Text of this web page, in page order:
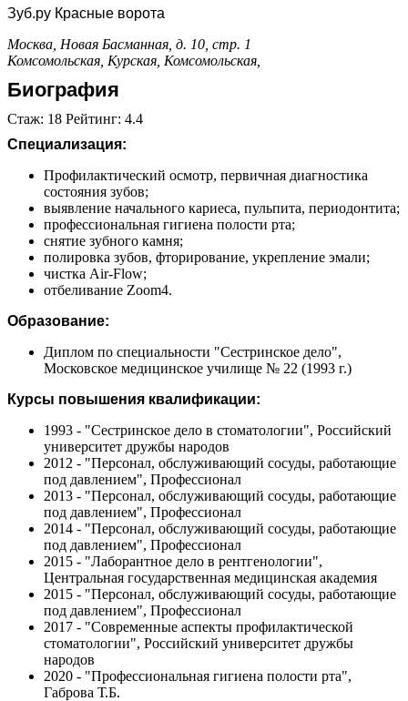
Зуб.ру Красные ворота
Москва, Новая Басманная, д. 10, стр. 1
Комсомольская, Курская, Комсомольская,
Биография
Стаж: 18 Рейтинг: 4.4
Специализация:
Профилактический осмотр, первичная диагностика
состояния зубов;
выявление начального кариеса, пульпита, периодонтита;
профессиональная гигиена полости рта;
снятие зубного камня;
полировка зубов, фторирование, укрепление эмали;
чистка Air-Flow;
отбеливание Zoom4.
Образование:
Диплом по специальности "Сестринское дело",
Московское медицинское училище № 22 (1993 г.)
Курсы повышения квалификации:
1993 - "Сестринское дело в стоматологии", Российский
университет дружбы народов
2012 - "Персонал, обслуживающий сосуды, работающие
под давлением", Профессионал
2013 - "Персонал, обслуживающий сосуды, работающие
под давлением", Профессионал
2014 - "Персонал, обслуживающий сосуды, работающие
под давлением", Профессионал
2015 - "Лаборантное дело в рентгенологии",
Центральная государственная медицинская академия
2015 - "Персонал, обслуживающий сосуды, работающие
под давлением", Профессионал
2017 - "Современные аспекты профилактической
стоматологии", Российский университет дружбы
народов
2020 - "Профессиональная гигиена полости рта",
Габрова Т.Б.